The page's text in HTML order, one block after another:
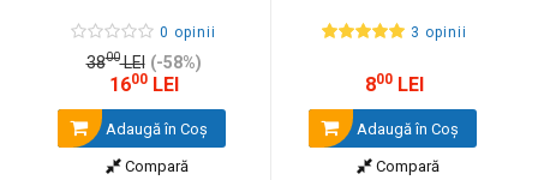
0 opinii
3800LEI (-58%)
1600LEI
Adaugă în Coş
Compară
3 opinii
800 LEI
Adaugă în Coş
Compară